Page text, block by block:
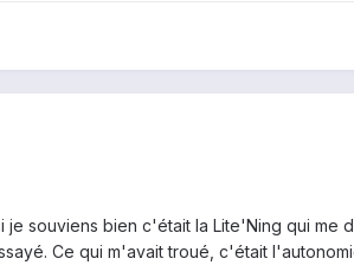
je souviens bien c'était la Lite'Ning qui me
Ce qui m'avait troué, c'était